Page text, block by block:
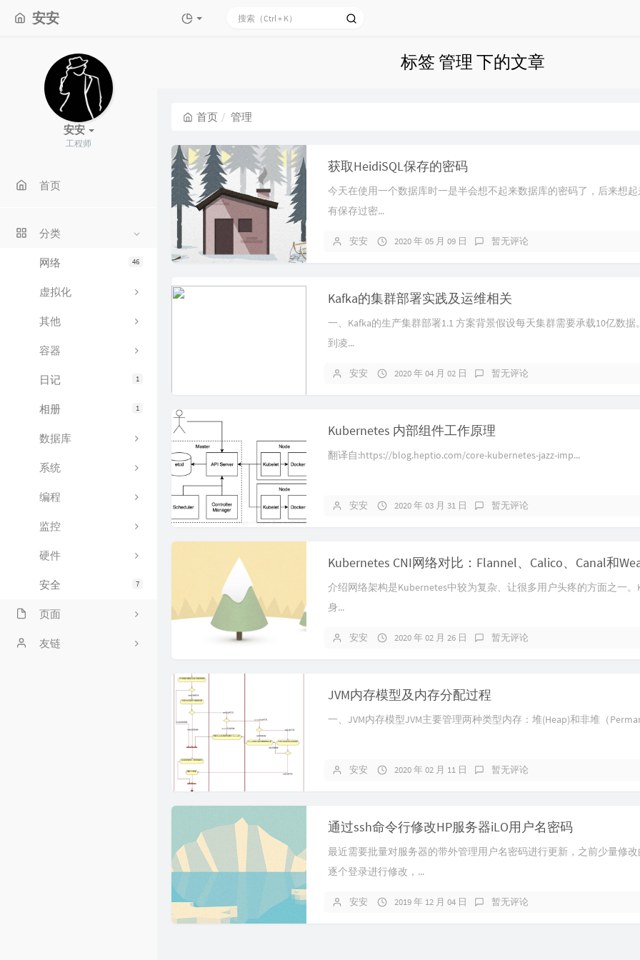
安安
安安
工程师
首页
分类
46
网络
虚拟化
其他
容器
1
日记
1
相册
数据库
系统
编程
监控
硬件
7
安全
页面
文章归档
友链
标签 管理 下的文章
首页 管理
获取HeidiSQL保存的密码
今天在使用一个数据库时一是半会想不起来数据库的密码了，后来想
有保存过密...
安安 2020 年 05 月 09 日 暂无评论
Kafka的集群部署实践及运维相关
一、Kafka的生产集群部署1.1 方案背景假设每天集群需要承载10亿数
到凌...
安安 2020 年 04 月 02 日 暂无评论
Kubernetes 内部组件工作原理
翻译自:https://blog.heptio.com/core-kubernetes-jazz-imp...
安安 2020 年 03 月 31 日 暂无评论
Kubernetes CNI网络对比：Flannel、Calico、Canal和
介绍网络架构是Kubernetes中较为复杂、让很多用户头疼的方面之一
身...
安安 2020 年 02 月 26 日 暂无评论
JVM内存模型及内存分配过程
一、JVM内存模型JVM主要管理两种类型内存：堆(Heap)和非堆（
安安 2020 年 02 月 11 日 暂无评论
通过ssh命令行修改HP服务器iLO用户名密码
最近需要批量对服务器的带外管理用户名密码进行更新，之前少量修
逐个登录进行修改，...
安安 2019 年 12 月 04 日 暂无评论